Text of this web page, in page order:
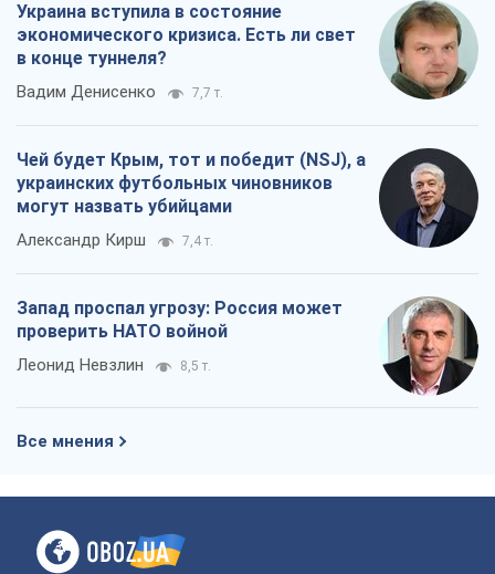
Украина вступила в состояние
экономического кризиса. Есть ли свет
в конце туннеля?
Вадим Денисенко 7,7 т.
Чей будет Крым, тот и победит (NSJ), а
украинских футбольных чиновников
могут назвать убийцами
Александр Кирш 7,4 т.
Запад проспал угрозу: Россия может
проверить НАТО войной
Леонид Невзлин 8,5 т.
Все мнения